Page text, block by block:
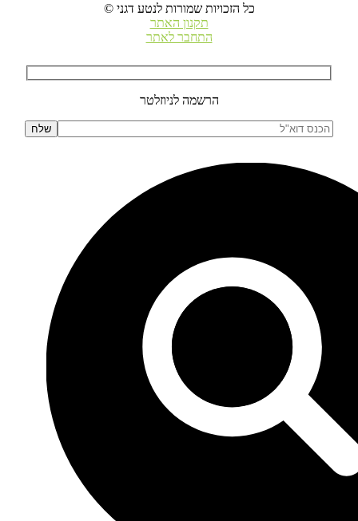
© כל הזכויות שמורות לנטע דגני
תקנון האתר
התחבר לאתר
הרשמה לניוזלטר